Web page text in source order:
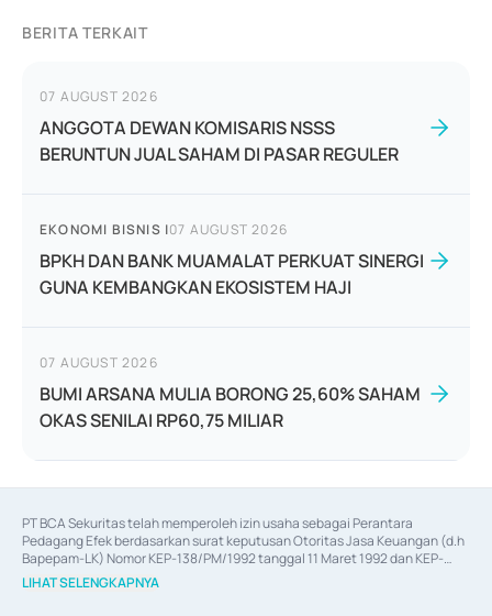
BERITA TERKAIT
07 AUGUST 2026
ANGGOTA DEWAN KOMISARIS NSSS
BERUNTUN JUAL SAHAM DI PASAR REGULER
EKONOMI BISNIS |07 AUGUST 2026
BPKH DAN BANK MUAMALAT PERKUAT SINERGI
GUNA KEMBANGKAN EKOSISTEM HAJI
07 AUGUST 2026
BUMI ARSANA MULIA BORONG 25,60% SAHAM
OKAS SENILAI RP60,75 MILIAR
PT BCA Sekuritas telah memperoleh izin usaha sebagai Perantara
Pedagang Efek berdasarkan surat keputusan Otoritas Jasa Keuangan (d.h
Bapepam-LK) Nomor KEP-138/PM/1992 tanggal 11 Maret 1992 dan KEP-
06/D.04/2014 tanggal 28 Februari 2014, izin usaha sebagai Penjamin Emisi
Efek berdasarkan surat keputusan Otoritas Jasa Keuangan Nomor KEP-
LIHAT SELENGKAPNYA